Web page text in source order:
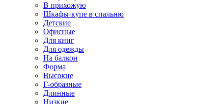
В прихожую
Шкафы-купе в спальню
Детские
Офисные
Для книг
Для одежды
На балкон
Форма
Высокие
Г-образные
Длинные
Низкие